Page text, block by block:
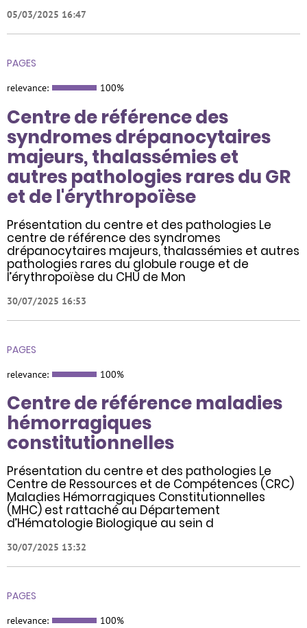
05/03/2025 16:47
PAGES
relevance: 100%
Centre de référence des
syndromes drépanocytaires
majeurs, thalassémies et
autres pathologies rares du GR
et de l'érythropoïèse
Présentation du centre et des pathologies Le
centre de référence des syndromes
drépanocytaires majeurs, thalassémies et autres
pathologies rares du globule rouge et de
l’érythropoïèse du CHU de Mon
30/07/2025 16:53
PAGES
relevance: 100%
Centre de référence maladies
hémorragiques
constitutionnelles
Présentation du centre et des pathologies Le
Centre de Ressources et de Compétences (CRC)
Maladies Hémorragiques Constitutionnelles
(MHC) est rattaché au Département
d’Hématologie Biologique au sein d
30/07/2025 13:32
PAGES
relevance: 100%